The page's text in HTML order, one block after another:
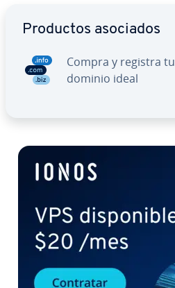
Productos asociados
Compra y registra tu
dominio ideal